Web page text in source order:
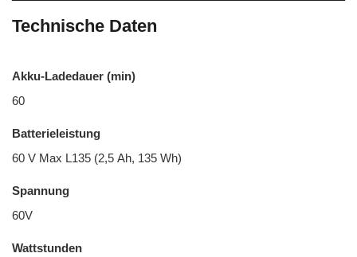
Technische Daten
Akku-Ladedauer (min)
60
Batterieleistung
60 V Max L135 (2,5 Ah, 135 Wh)
Spannung
60V
Wattstunden